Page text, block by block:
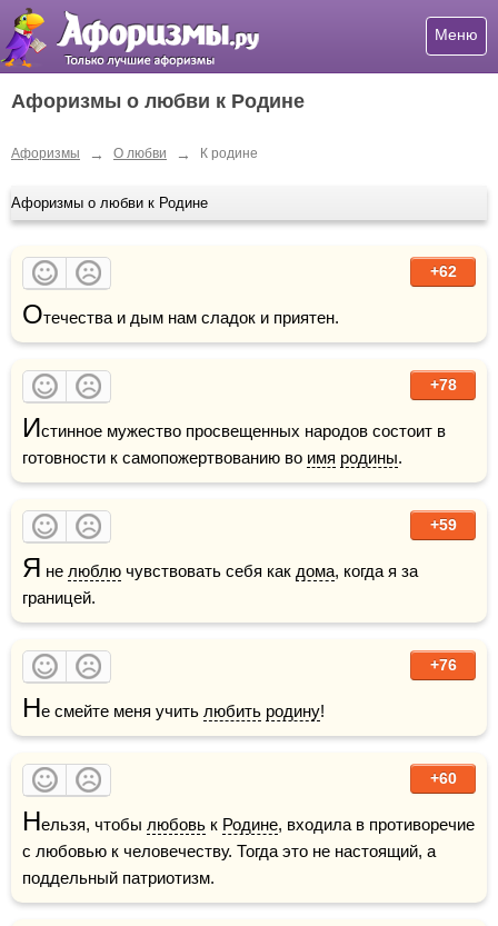
Меню
Афоризмы о любви к Родине
Афоризмы → О любви → К родине
Афоризмы о любви к Родине
+62
Отечества и дым нам сладок и приятен.
+78
Истинное мужество просвещенных народов состоит в
готовности к самопожертвованию во имя родины.
+59
Я не люблю чувствовать себя как дома, когда я за
границей.
+76
Не смейте меня учить любить родину!
+60
Нельзя, чтобы любовь к Родине, входила в противоречие
с любовью к человечеству. Тогда это не настоящий, а
поддельный патриотизм.